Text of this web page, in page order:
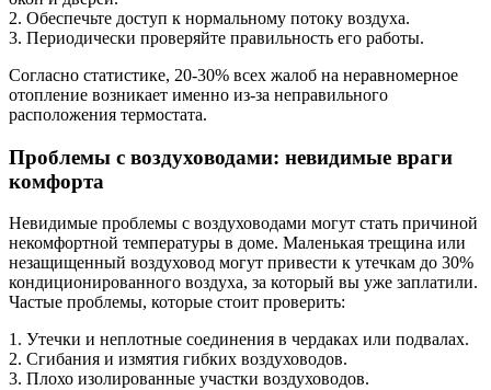
2. Обеспечьте доступ к нормальному потоку воздуха.
3. Периодически проверяйте правильность его работы.
Согласно статистике, 20-30% всех жалоб на неравномерное
отопление возникает именно из-за неправильного
расположения термостата.
Проблемы с воздуховодами: невидимые враги
комфорта
Невидимые проблемы с воздуховодами могут стать причиной
некомфортной температуры в доме. Маленькая трещина или
незащищенный воздуховод могут привести к утечкам до 30%
кондиционированного воздуха, за который вы уже заплатили.
Частые проблемы, которые стоит проверить:
1. Утечки и неплотные соединения в чердаках или подвалах.
2. Сгибания и измятия гибких воздуховодов.
3. Плохо изолированные участки воздуховодов.